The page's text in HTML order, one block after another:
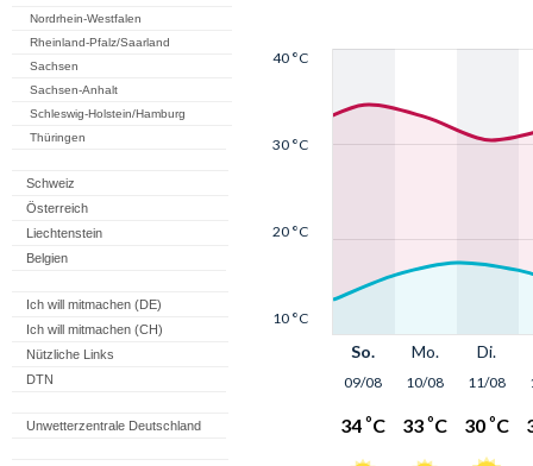
Nordrhein-Westfalen
Rheinland-Pfalz/Saarland
Sachsen
Sachsen-Anhalt
Schleswig-Holstein/Hamburg
Thüringen
Schweiz
Österreich
Liechtenstein
Belgien
Ich will mitmachen (DE)
Ich will mitmachen (CH)
Nützliche Links
DTN
Unwetterzentrale Deutschland